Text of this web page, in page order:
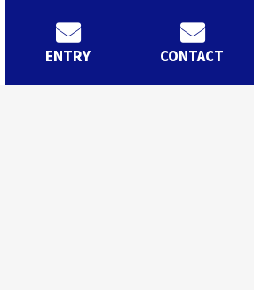
ENTRY CONTACT